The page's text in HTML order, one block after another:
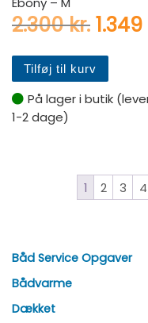
2.300kr. Den
1.349
Tilføj til kurv
På lager i butik
1-2 dage)
1 2 3 4
Båd Service Opgaver
Bådvarme
Dækket